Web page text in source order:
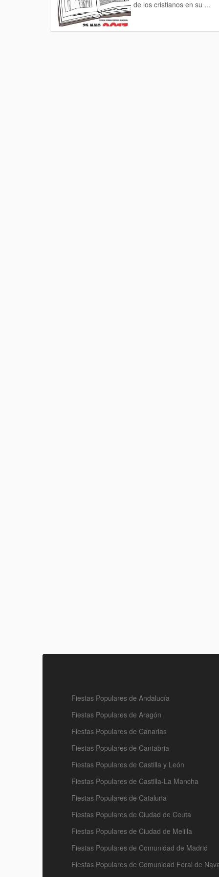
de los cristianos en su ...
Fiestas Populares de Andalucía
Fiestas Populares de Aragón
Fiestas Populares de Canarias
Fiestas Populares de Cantabria
Fiestas Populares de Castilla y León
Fiestas Populares de Castilla-La Mancha
Fiestas Populares de Cataluña
Fiestas Populares de Ciudad de Ceuta
Fiestas Populares de Ciudad de Melilla
Fiestas Populares de Comunidad de Madrid
Fiestas Populares de Comunidad Foral de